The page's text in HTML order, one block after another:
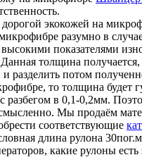
дорогой экокожей на
разумно в
показателями
толщина
разделить потом
то толщина будет
в 0,1-0,2мм.
Мы продаём
соответствующие
длина рулона
какие рулоны